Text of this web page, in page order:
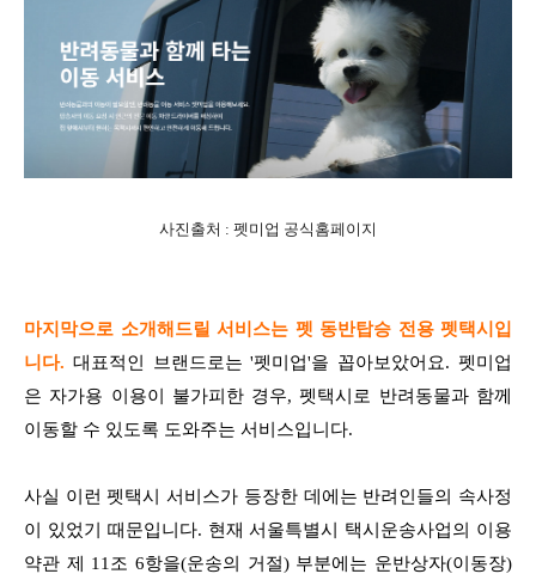
사진출처 : 펫미업 공식홈페이지
마지막으로 소개해드릴 서비스는 펫 동반탑승 전용 펫택시입
니다. 대표적인 브랜드로는 '펫미업'을 꼽아보았어요. 펫미업
은 자가용 이용이 불가피한 경우, 펫택시로 반려동물과 함께
이동할 수 있도록 도와주는 서비스입니다.
사실 이런 펫택시 서비스가 등장한 데에는 반려인들의 속사정
이 있었기 때문입니다. 현재 서울특별시 택시운송사업의 이용
약관 제 11조 6항을(운송의 거절) 부분에는 운반상자(이동장)